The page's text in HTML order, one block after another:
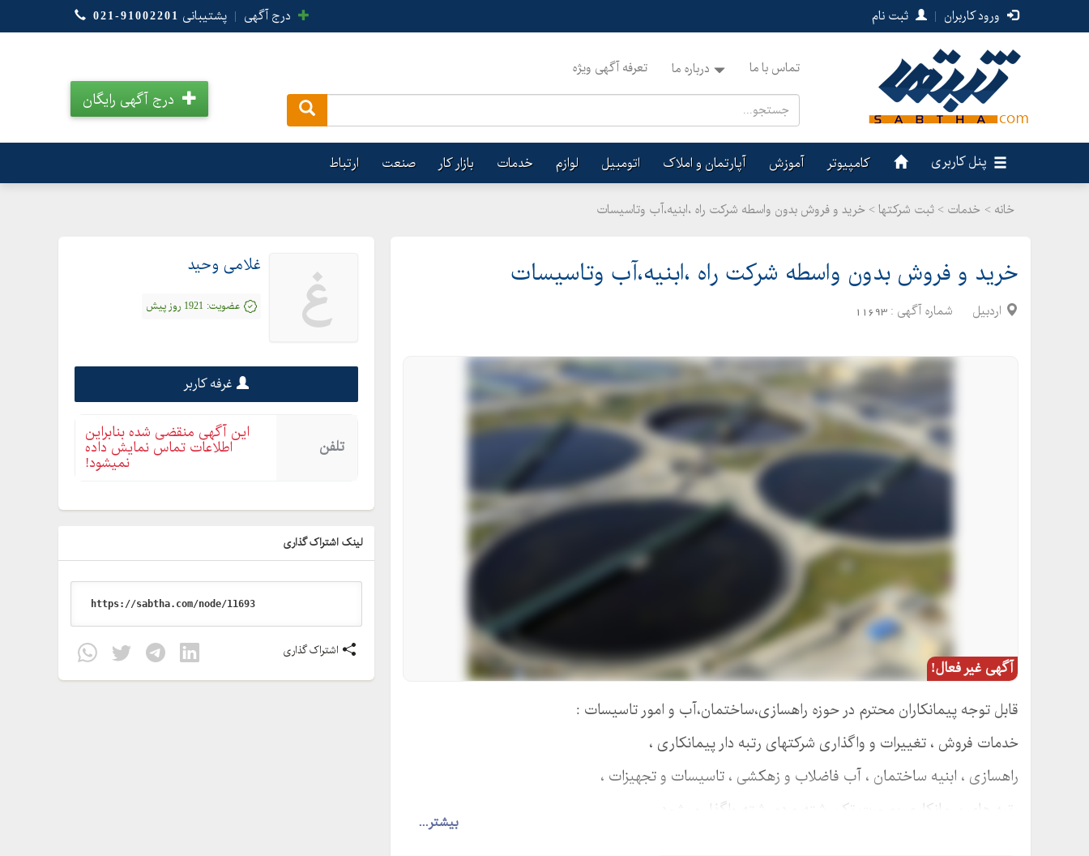
ورود کاربران | ثبت نام درج آگهی | پشتیبانی 021-91002201
تماس با ما درباره ما تعرفه آگهی ویژه
درج آگهی رایگان
پنل کاربری کامپیوتر آموزش آپارتمان و املاک اتومبیل لوازم خدمات بازار کار صنعت ارتباط
خانه > خدمات > ثبت شرکتها > خرید و فروش بدون واسطه شرکت راه ،ابنیه،آب وتاسیسات
خرید و فروش بدون واسطه شرکت راه ،ابنیه،آب وتاسیسات
اردبیل شماره آگهی : 11693
آگهی غیر فعال!
بیشتر...
قابل توجه پیمانکاران محترم در حوزه راهسازی،ساختمان،آب و امور تاسیسات :
خدمات فروش ، تغییرات و واگذاری شرکتهای رتبه دار پیمانکاری ،
راهسازی ، ابنیه ساختمان ، آب فاضلاب و زهکشی ، تاسیسات و تجهیزات ،
رتبه های پیمانکاری بصورت تک رشته و دو رشته واگذار میشود.
غ غلامی وحید
عضویت: 1921 روز پیش
غرفه کاربر
تلفن
این آگهی منقضی شده بنابراین
اطلاعات تماس نمایش داده
نمیشود!
لینک اشتراک گذاری
اشتراک گذاری